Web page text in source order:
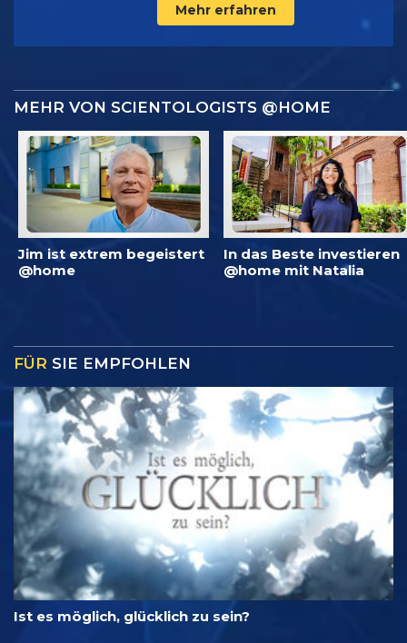
Mehr erfahren
MEHR VON SCIENTOLOGISTS @HOME
Jim ist extrem begeistert
@home
In das Beste investieren
@home mit Natalia
FÜR SIE EMPFOHLEN
Ist es möglich, glücklich zu sein?